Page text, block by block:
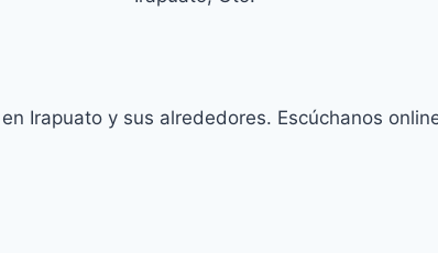
Irapuato y sus alrededores. Escúchanos